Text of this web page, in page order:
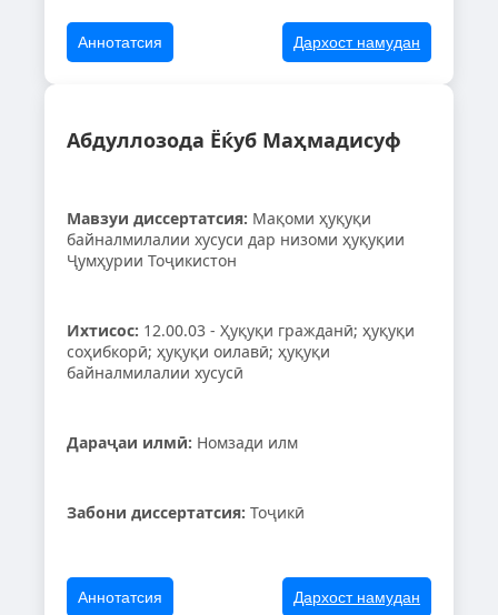
Аннотатсия Дархост намудан
Абдуллозода Ёќуб Маҳмадисуф
Мавзуи диссертатсия: Мақоми ҳуқуқи
байналмилалии хусуси дар низоми ҳуқуқии
Ҷумҳурии Тоҷикистон
Ихтисос: 12.00.03 - Ҳуқуқи гражданӣ; ҳуқуқи
соҳибкорӣ; ҳуқуқи оилавӣ; ҳуқуқи
байналмилалии хусусӣ
Дараҷаи илмӣ: Номзади илм
Забони диссертатсия: Тоҷикӣ
Аннотатсия Дархост намудан